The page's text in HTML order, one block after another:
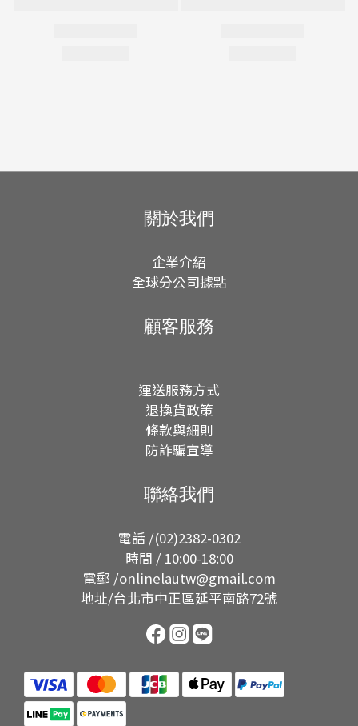
關於我們
企業介紹
全球分公司據點
顧客服務
運送服務方式
退換貨政策
條款與細則
防詐騙宣導
聯絡我們
電話 /(02)2382-0302
時間 / 10:00-18:00
電郵 /onlinelautw@gmail.com
地址/台北市中正區延平南路72號